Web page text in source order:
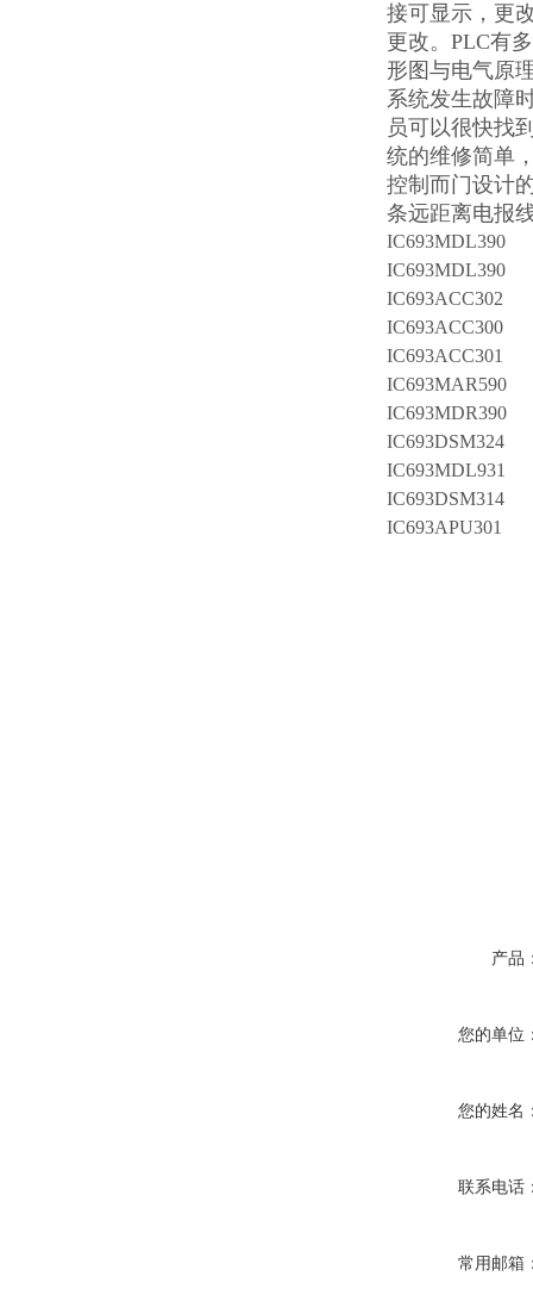
接可显示，更
更改。PLC有
形图与电气原
系统发生故障
员可以很快找
统的维修简单
控制而门设计
条远距离电报
IC693MDL390
IC693MDL390
IC693ACC302
IC693ACC300
IC693ACC301
IC693MAR590
IC693MDR390
IC693DSM324
IC693MDL931
IC693DSM314
IC693APU301
产品
您的单位
您的姓名
联系电话
常用邮箱